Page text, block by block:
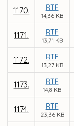
1170. RTF
14,36 KB
1171. RTF
13,71 KB
1172. RTF
13,27 KB
1173. RTF
14,8 KB
1174. RTF
23,36 KB